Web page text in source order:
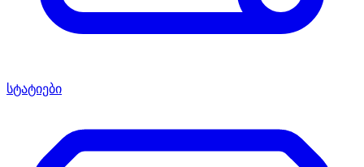
სტატიები